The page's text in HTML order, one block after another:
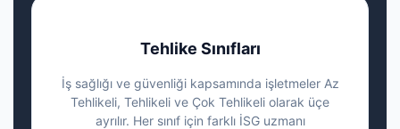
Tehlike Sınıfları
İş sağlığı ve güvenliği kapsamında işletmeler Az
Tehlikeli, Tehlikeli ve Çok Tehlikeli olarak üçe
ayrılır. Her sınıf için farklı İSG uzmanı